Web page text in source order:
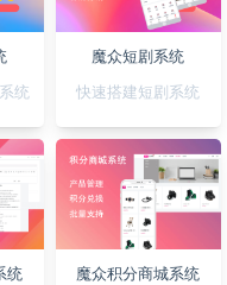
统
魔众短剧系统
快速搭建短剧系统
统
魔众积分商城系统